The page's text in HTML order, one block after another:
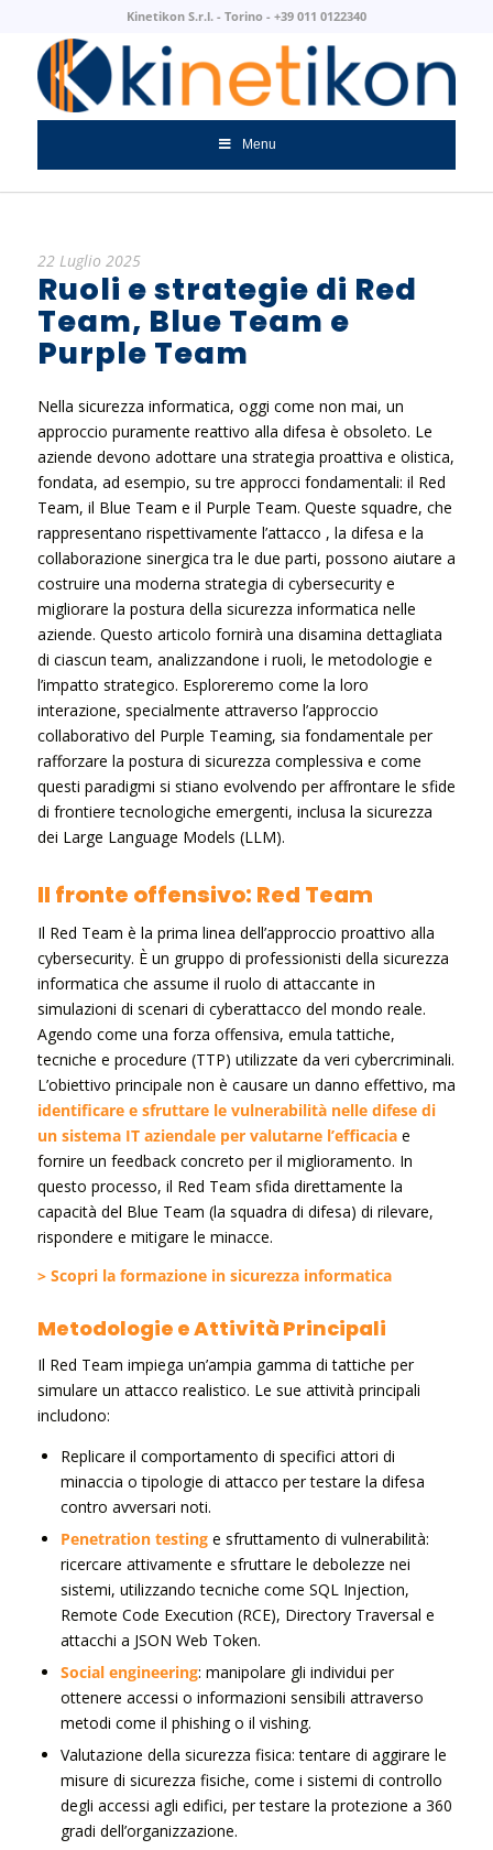
Kinetikon S.r.l. - Torino - +39 011 0122340
Menu
22 Luglio 2025
Ruoli e strategie di Red
Team, Blue Team e
Purple Team
Nella sicurezza informatica, oggi come non mai, un
approccio puramente reattivo alla difesa è obsoleto. Le
aziende devono adottare una strategia proattiva e olistica,
fondata, ad esempio, su tre approcci fondamentali: il Red
Team, il Blue Team e il Purple Team. Queste squadre, che
rappresentano rispettivamente l’attacco , la difesa e la
collaborazione sinergica tra le due parti, possono aiutare a
costruire una moderna strategia di cybersecurity e
migliorare la postura della sicurezza informatica nelle
aziende. Questo articolo fornirà una disamina dettagliata
di ciascun team, analizzandone i ruoli, le metodologie e
l’impatto strategico. Esploreremo come la loro
interazione, specialmente attraverso l’approccio
collaborativo del Purple Teaming, sia fondamentale per
rafforzare la postura di sicurezza complessiva e come
questi paradigmi si stiano evolvendo per affrontare le sfide
di frontiere tecnologiche emergenti, inclusa la sicurezza
dei Large Language Models (LLM).
Il fronte offensivo: Red Team
Il Red Team è la prima linea dell’approccio proattivo alla
cybersecurity. È un gruppo di professionisti della sicurezza
informatica che assume il ruolo di attaccante in
simulazioni di scenari di cyberattacco del mondo reale.
Agendo come una forza offensiva, emula tattiche,
tecniche e procedure (TTP) utilizzate da veri cybercriminali.
L’obiettivo principale non è causare un danno effettivo, ma
identificare e sfruttare le vulnerabilità nelle difese di
un sistema IT aziendale per valutarne l’efficaciae
fornire un feedback concreto per il miglioramento. In
questo processo, il Red Team sfida direttamente la
capacità del Blue Team (la squadra di difesa) di rilevare,
rispondere e mitigare le minacce.
> Scopri la formazione in sicurezza informatica
Metodologie e Attività Principali
Il Red Team impiega un’ampia gamma di tattiche per
simulare un attacco realistico. Le sue attività principali
includono:
Replicare il comportamento di specifici attori di
minaccia o tipologie di attacco per testare la difesa
contro avversari noti.
Penetration testinge sfruttamento di vulnerabilità:
ricercare attivamente e sfruttare le debolezze nei
sistemi, utilizzando tecniche come SQL Injection,
Remote Code Execution (RCE), Directory Traversal e
attacchi a JSON Web Token.
Social engineering: manipolare gli individui per
ottenere accessi o informazioni sensibili attraverso
metodi come il phishing o il vishing.
Valutazione della sicurezza fisica: tentare di aggirare le
misure di sicurezza fisiche, come i sistemi di controllo
degli accessi agli edifici, per testare la protezione a 360
gradi dell’organizzazione.